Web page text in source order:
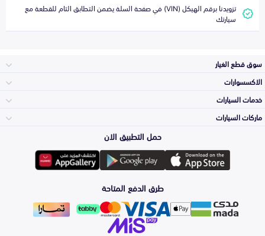
تزويدنا برقم الهيكل (VIN) في صفحة السلة يضمن التطابق التام للقطعة مع
سيارتك
سوق قطع الغيار
المكائن، القيرات
وملحقاتها
الشمعات
والاصطبات (الاضاءة)
الاكسسوارات
لوازم الرحلات
اكسسوارات العناية
خدمات السيارات
الأكثر مبيعاً
التلميع والعناية
ماركات السيارات
تويوتا
هيونداي
حمل التطبيق الان
طرق الدفع المتاحة